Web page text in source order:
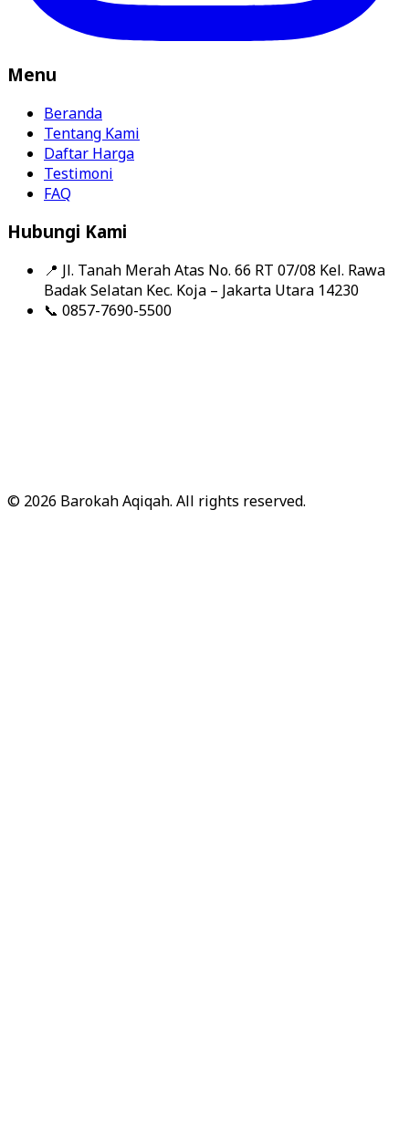
Menu
Beranda
Tentang Kami
Daftar Harga
Testimoni
FAQ
Hubungi Kami
📍 Jl. Tanah Merah Atas No. 66 RT 07/08 Kel. Rawa
Badak Selatan Kec. Koja – Jakarta Utara 14230
📞 0857-7690-5500
© 2026 Barokah Aqiqah. All rights reserved.